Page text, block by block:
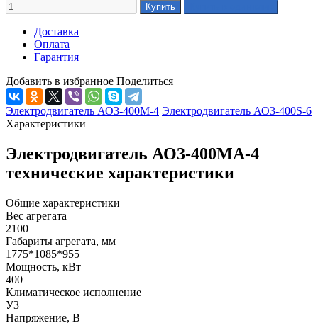
Доставка
Оплата
Гарантия
Добавить в избранное Поделиться
Электродвигатель АО3-400М-4 Электродвигатель АО3-400S-6
Характеристики
Электродвигатель АО3-400МА-4
технические характеристики
Общие характеристики
Вес агрегата
2100
Габариты агрегата, мм
1775*1085*955
Мощность, кВт
400
Климатическое исполнение
У3
Напряжение, В